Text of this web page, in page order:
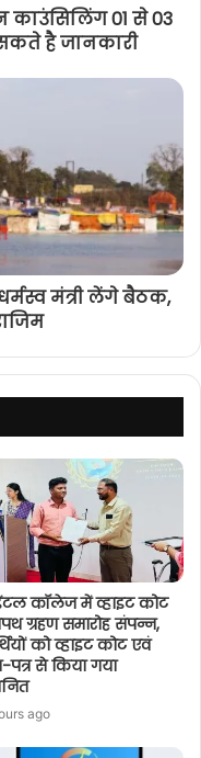
01 से 03
है जानकारी
मंत्री लेंगे बैठक,
डेंटल कॉलेज में व्हाइट कोट
ग्रहण समारोह संपन्न,
को व्हाइट कोट एवं
पत्र से किया गया
ago